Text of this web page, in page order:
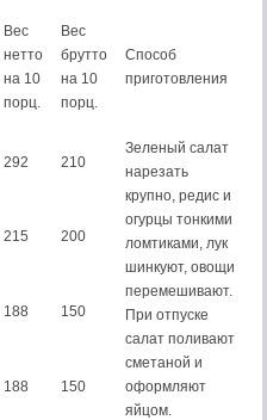
Вес
нетто
на 10
порц.
Вес
брутто
на 10
порц.
Способ
приготовления
292 210
Зеленый салат
нарезать
крупно, редис и
огурцы тонкими
ломтиками, лук
шинкуют, овощи
перемешивают.
При отпуске
салат поливают
сметаной и
оформляют
яйцом.
215 200
188 150
188 150